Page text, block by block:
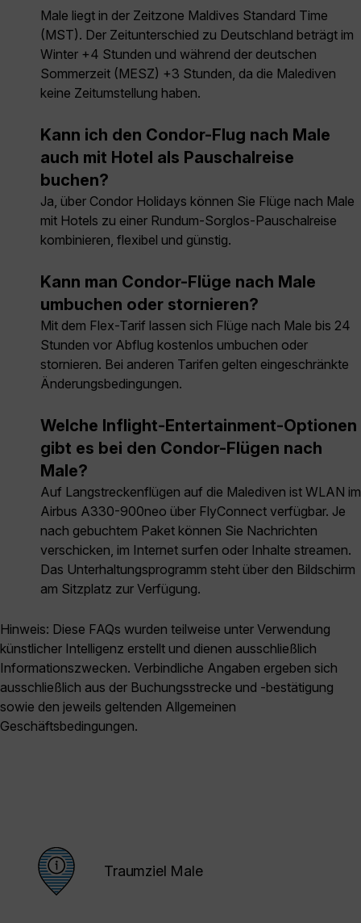
Male liegt in der Zeitzone Maldives Standard Time
(MST). Der Zeitunterschied zu Deutschland beträgt im
Winter +4 Stunden und während der deutschen
Sommerzeit (MESZ) +3 Stunden, da die Malediven
keine Zeitumstellung haben.
Kann ich den Condor-Flug nach Male
auch mit Hotel als Pauschalreise
buchen?
Ja, über Condor Holidays können Sie Flüge nach Male
mit Hotels zu einer Rundum-Sorglos-Pauschalreise
kombinieren, flexibel und günstig.
Kann man Condor-Flüge nach Male
umbuchen oder stornieren?
Mit dem Flex-Tarif lassen sich Flüge nach Male bis 24
Stunden vor Abflug kostenlos umbuchen oder
stornieren. Bei anderen Tarifen gelten eingeschränkte
Änderungsbedingungen.
Welche Inflight-Entertainment-Optionen
gibt es bei den Condor-Flügen nach
Male?
Auf Langstreckenflügen auf die Malediven ist WLAN im
Airbus A330-900neo über FlyConnect verfügbar. Je
nach gebuchtem Paket können Sie Nachrichten
verschicken, im Internet surfen oder Inhalte streamen.
Das Unterhaltungsprogramm steht über den Bildschirm
am Sitzplatz zur Verfügung.
Hinweis: Diese FAQs wurden teilweise unter Verwendung
künstlicher Intelligenz erstellt und dienen ausschließlich
Informationszwecken. Verbindliche Angaben ergeben sich
ausschließlich aus der Buchungsstrecke und -bestätigung
sowie den jeweils geltenden Allgemeinen
Geschäftsbedingungen.
Traumziel Male